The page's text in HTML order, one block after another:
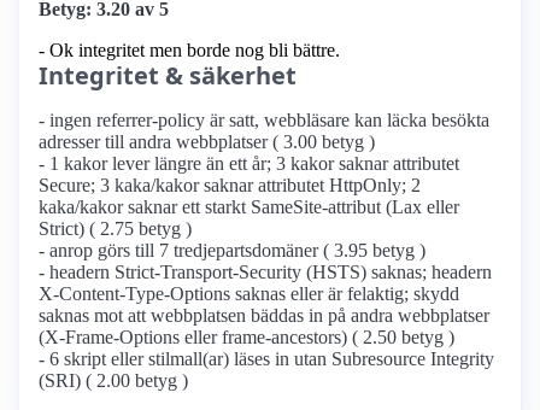
Betyg: 3.20 av 5
- Ok integritet men borde nog bli bättre.
Integritet & säkerhet
- ingen referrer-policy är satt, webbläsare kan läcka besökta
adresser till andra webbplatser ( 3.00 betyg )
- 1 kakor lever längre än ett år; 3 kakor saknar attributet
Secure; 3 kaka/kakor saknar attributet HttpOnly; 2
kaka/kakor saknar ett starkt SameSite-attribut (Lax eller
Strict) ( 2.75 betyg )
- anrop görs till 7 tredjepartsdomäner ( 3.95 betyg )
- headern Strict-Transport-Security (HSTS) saknas; headern
X-Content-Type-Options saknas eller är felaktig; skydd
saknas mot att webbplatsen bäddas in på andra webbplatser
(X-Frame-Options eller frame-ancestors) ( 2.50 betyg )
- 6 skript eller stilmall(ar) läses in utan Subresource Integrity
(SRI) ( 2.00 betyg )